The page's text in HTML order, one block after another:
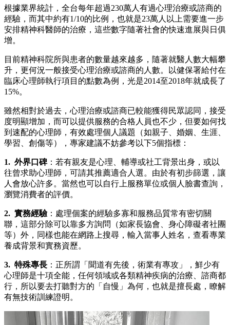
根據業界統計，全台每年超過230萬人有過心理治療或諮商的
經驗，而其中約有1/10的比例，也就是23萬人以上需要進一步
安排精神科醫師的治療，這些數字隨著社會的快速進展與日俱
增。
目前精神科院所與患者的數量越來越多，隨著就醫人數大幅攀
升，更何況一般接受心理治療或諮商的人數。以健保署給付在
臨床心理師執行項目的點數為例，光是2014至2018年就成長了
15%。
雖然相對於過去，心理治療或諮商已較能獲得民眾認同，接受
度明顯增加，而可以提供服務的合格人員也不少，但要如何找
到速配的心理師，有效處理個人議題（如親子、婚姻、生涯、
學習、創傷等），專家建議不妨參考以下5個指標：
1. 外界口碑：若有親友是心理、輔導或社工背景出身，或以
往曾求助心理師，可請其推薦適合人選。由於有初步篩選，讓
人會放心許多。當然也可以自行上服務單位或個人臉書查詢，
瀏覽消費者的評價。
2. 實務經驗：處理個案的經驗多寡和服務品質常有密切關
聯，這部分除可以靠多方詢問（如家長協會、身心障礙者社團
等）外，同樣也能在網路上搜尋，輸入當事人姓名，查看專業
養成背景和實務資歷。
3. 特殊專長 ：正所謂「聞道有先後，術業有專攻」，鮮少有
心理師是十項全能，任何領域或各類精神疾病的治療、諮商都
行，所以要去打聽對方的「自慢」為何，也就是擅長處，瞭解
有無技術訓練證明。